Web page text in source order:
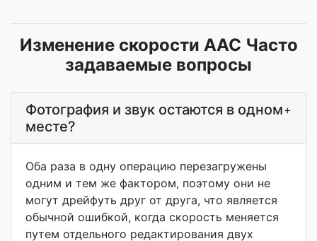
Изменение скорости AAC Часто
задаваемые вопросы
Фотография и звук остаются в одном
месте?
+
Оба раза в одну операцию перезагружены
одним и тем же фактором, поэтому они не
могут дрейфуть друг от друга, что является
обычной ошибкой, когда скорость меняется
путем отдельного редактирования двух